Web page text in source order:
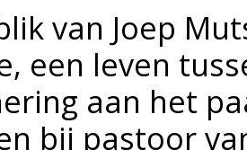
van Joep
een leven
aan het
bij pastoor